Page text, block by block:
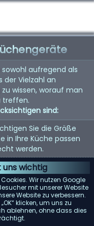
uns wichtig
Wir nutzen Google
mit unserer Website
Website zu verbessern.
klicken, um uns zu
ablehnen, ohne dass dies
aufregend als
der Vielzahl an
wissen, worauf man
treffen.
sind:
Sie die Größe
in Ihre Küche passen
werden.
Geräte sparen nicht
sind auch
Sie nach Geräten mit
und Funktionen.
zu reinigen sein.